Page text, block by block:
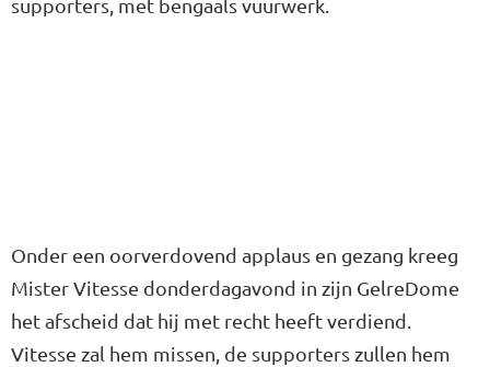
supporters, met bengaals vuurwerk.
Onder een oorverdovend applaus en gezang kreeg
Mister Vitesse donderdagavond in zijn GelreDome
het afscheid dat hij met recht heeft verdiend.
Vitesse zal hem missen, de supporters zullen hem